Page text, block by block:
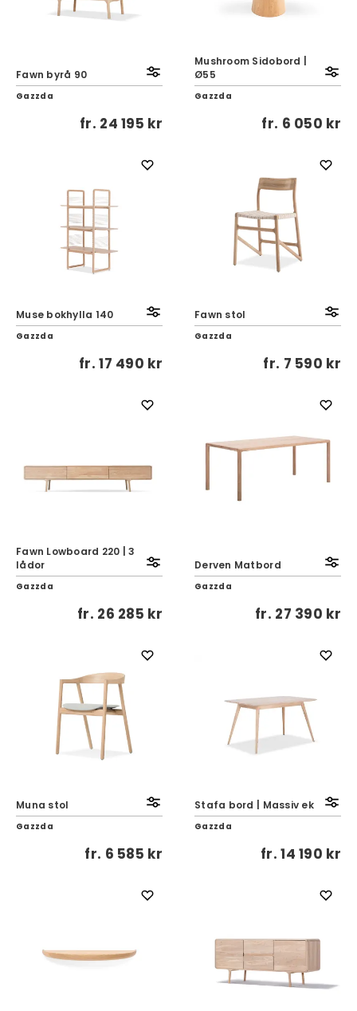
Fawn byrå 90
Gazzda
fr. 24 195 kr
Mushroom Sidobord |
Ø55
Gazzda
fr. 6 050 kr
Muse bokhylla 140
Gazzda
fr.17 490 kr
Fawn stol
Gazzda
fr. 7 590 kr
Fawn Lowboard 220 | 3
lådor
Gazzda
fr. 26 285 kr
Derven Matbord
Gazzda
fr. 27 390 kr
Muna stol
Gazzda
fr. 6 585 kr
Stafa bord | Massiv ek
Gazzda
fr.14 190 kr